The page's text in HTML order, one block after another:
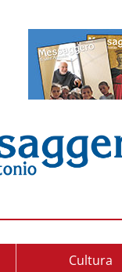
Cultura